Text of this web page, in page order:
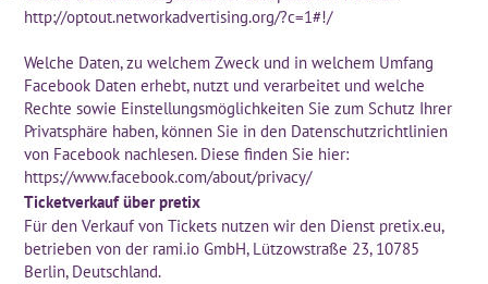
http://optout.networkadvertising.org/?c=1#!/
Welche Daten, zu welchem Zweck und in welchem Umfang
Facebook Daten erhebt, nutzt und verarbeitet und welche
Rechte sowie Einstellungsmöglichkeiten Sie zum Schutz Ihrer
Privatsphäre haben, können Sie in den Datenschutzrichtlinien
von Facebook nachlesen. Diese finden Sie hier:
https://www.facebook.com/about/privacy/
Ticketverkauf über pretix
Für den Verkauf von Tickets nutzen wir den Dienst pretix.eu,
betrieben von der rami.io GmbH, Lützowstraße 23, 10785
Berlin, Deutschland.